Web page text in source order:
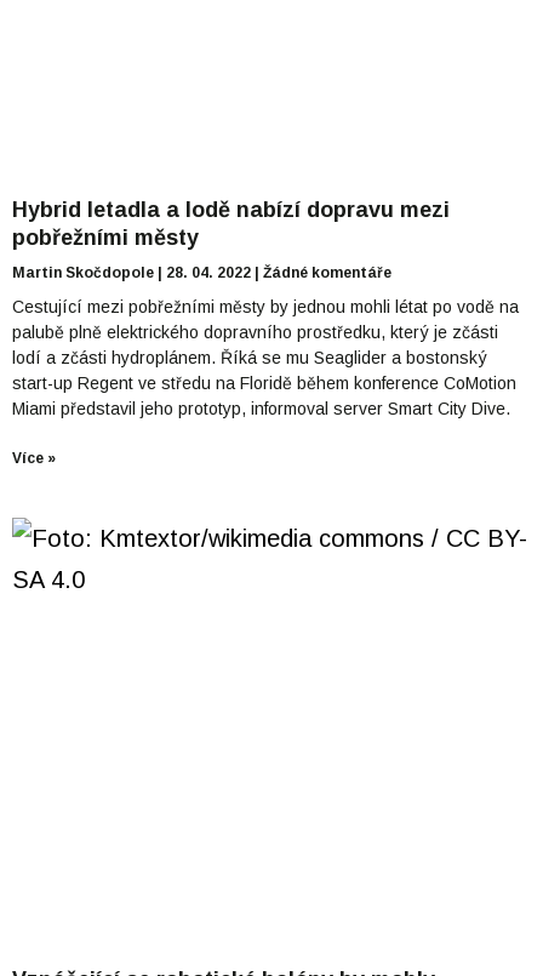
Hybrid letadla a lodě nabízí dopravu mezi
pobřežními městy
Martin Skočdopole 28. 04. 2022 Žádné komentáře
Cestující mezi pobřežními městy by jednou mohli létat po vodě na
palubě plně elektrického dopravního prostředku, který je zčásti
lodí a zčásti hydroplánem. Říká se mu Seaglider a bostonský
start-up Regent ve středu na Floridě během konference CoMotion
Miami představil jeho prototyp, informoval server Smart City Dive.
Více »